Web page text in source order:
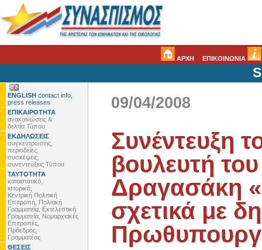
ΑΡΧΗ ΕΠΙΚΟΙΝΩΝΙΑ
ENGLISH contact info,
press releases
ΕΠΙΚΑΙΡΟΤΗΤΑ
ανακοινώσεις &
δελτία Τύπου
ΕΚΔΗΛΩΣΕΙΣ
συγκεντρώσεις,
περιοδείες,
συσκέψεις,
συνεντεύξεις Τύπου
ΤΑΥΤΟΤΗΤΑ
καταστατικό,
ιστορικό,
Κεντρική Πολιτική
Επιτροπή, Πολιτική
Γραμματεία, Εκτελεστική
Γραμματεία, Νομαρχιακές
Επιτροπές,
Πρόεδρος,
Γραμματέας
ΘΕΣΕΙΣ
09/04/2008
Συνέντευξη
βουλευτή
Δραγασάκη
σχετικά με